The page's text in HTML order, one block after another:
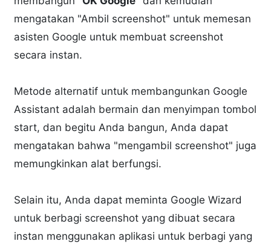
mengatakan "Ambil screenshot" untuk memesan
asisten Google untuk membuat screenshot
secara instan.
Metode alternatif untuk membangunkan Google
Assistant adalah bermain dan menyimpan tombol
start, dan begitu Anda bangun, Anda dapat
mengatakan bahwa "mengambil screenshot" juga
memungkinkan alat berfungsi.
Selain itu, Anda dapat meminta Google Wizard
untuk berbagi screenshot yang dibuat secara
instan menggunakan aplikasi untuk berbagi yang